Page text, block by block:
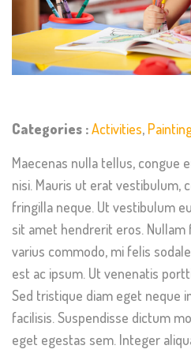
Categories :Activities,
Maecenas nulla tellus, congue
nisi. Mauris ut erat vestibulum,
fringilla neque. Ut vestibulum
sit amet hendrerit eros.
varius commodo, mi felis
est ac ipsum. Ut venenatis
Sed tristique diam eget neque
facilisis. Suspendisse dictum
eget egestas sem. Integer